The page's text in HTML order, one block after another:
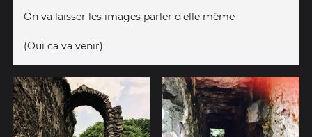
On va laisser les images parler d'elle même
(Oui ca va venir)